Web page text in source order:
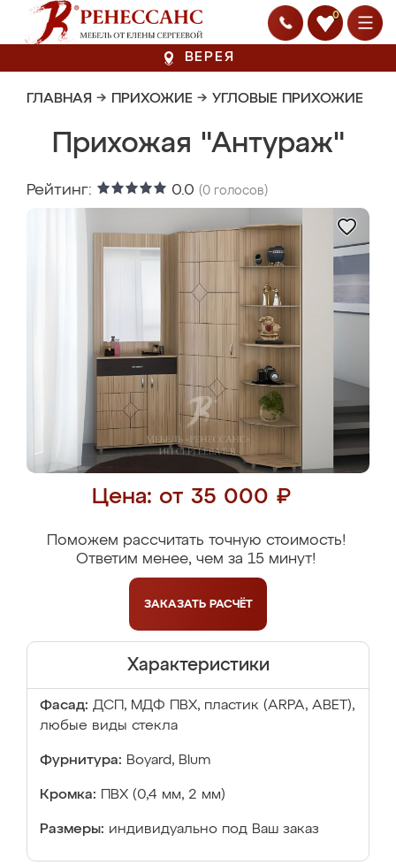
0
ВЕРЕЯ
ГЛАВНАЯ → ПРИХОЖИЕ → УГЛОВЫЕ ПРИХОЖИЕ
Прихожая "Антураж"
Рейтинг: 0.0 (0 голосов)
Цена: от 35 000 ₽
Поможем рассчитать точную стоимость!
Ответим менее, чем за 15 минут!
ЗАКАЗАТЬ РАСЧЁТ
Характеристики
Фасад: ДСП, МДФ ПВХ, пластик (ARPA, ABET),
любые виды стекла
Фурнитура: Boyard, Blum
Кромка: ПВХ (0,4 мм, 2 мм)
Размеры: индивидуально под Ваш заказ